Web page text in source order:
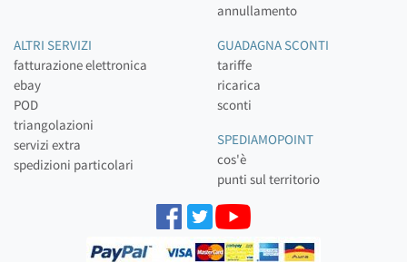
annullamento
ALTRI SERVIZI
fatturazione elettronica
ebay
POD
triangolazioni
servizi extra
spedizioni particolari
GUADAGNA SCONTI
tariffe
ricarica
sconti
SPEDIAMOPOINT
cos'è
punti sul territorio